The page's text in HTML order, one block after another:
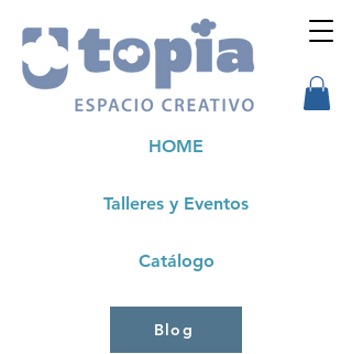
Talleres y Eventos
HOME
Catálogo
Blog